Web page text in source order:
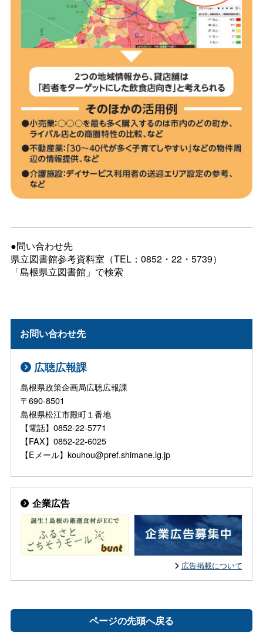
●問い合わせ先
県立図書館参考資料室（TEL：0852・22・5739）
「島根県立図書館」で検索
お問い合わせ先
広聴広報課
島根県政策企画局広聴広報課
〒690-8501
島根県松江市殿町１番地
【電話】0852-22-5771
【FAX】0852-22-6025
【Eメール】kouhou@pref.shimane.lg.jp
企業広告
広告掲載について
ページの先頭へ戻る